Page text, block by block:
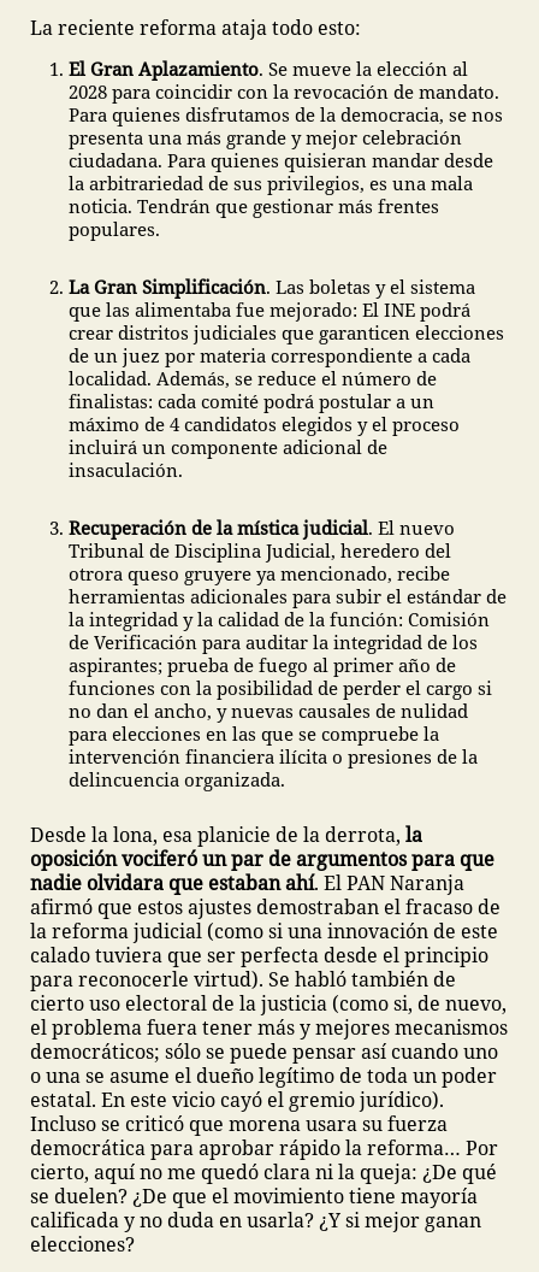
La reciente reforma ataja todo esto:
El Gran Aplazamiento. Se mueve la elección al
2028 para coincidir con la revocación de mandato.
Para quienes disfrutamos de la democracia, se nos
presenta una más grande y mejor celebración
ciudadana. Para quienes quisieran mandar desde
la arbitrariedad de sus privilegios, es una mala
noticia. Tendrán que gestionar más frentes
populares.
La Gran Simplificación. Las boletas y el sistema
que las alimentaba fue mejorado: El INE podrá
crear distritos judiciales que garanticen elecciones
de un juez por materia correspondiente a cada
localidad. Además, se reduce el número de
finalistas: cada comité podrá postular a un
máximo de 4 candidatos elegidos y el proceso
incluirá un componente adicional de
insaculación.
Recuperación de la mística judicial. El nuevo
Tribunal de Disciplina Judicial, heredero del
otrora queso gruyere ya mencionado, recibe
herramientas adicionales para subir el estándar de
la integridad y la calidad de la función: Comisión
de Verificación para auditar la integridad de los
aspirantes; prueba de fuego al primer año de
funciones con la posibilidad de perder el cargo si
no dan el ancho, y nuevas causales de nulidad
para elecciones en las que se compruebe la
intervención financiera ilícita o presiones de la
delincuencia organizada.
Desde la lona, esa planicie de la derrota, la
oposición vociferó un par de argumentos para que
nadie olvidara que estaban ahí. El PAN Naranja
afirmó que estos ajustes demostraban el fracaso de
la reforma judicial (como si una innovación de este
calado tuviera que ser perfecta desde el principio
para reconocerle virtud). Se habló también de
cierto uso electoral de la justicia (como si, de nuevo,
el problema fuera tener más y mejores mecanismos
democráticos; sólo se puede pensar así cuando uno
o una se asume el dueño legítimo de toda un poder
estatal. En este vicio cayó el gremio jurídico).
Incluso se criticó que morena usara su fuerza
democrática para aprobar rápido la reforma… Por
cierto, aquí no me quedó clara ni la queja: ¿De qué
se duelen? ¿De que el movimiento tiene mayoría
calificada y no duda en usarla? ¿Y si mejor ganan
elecciones?